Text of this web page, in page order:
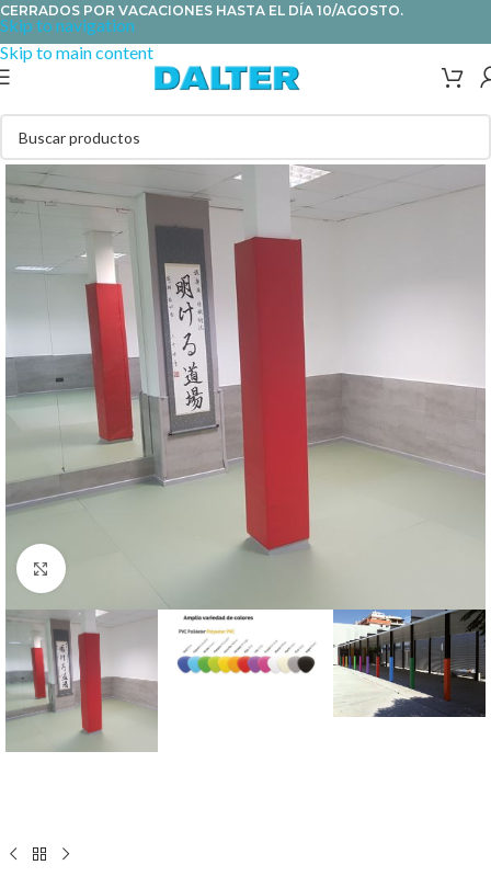
Skip to navigation
Skip to main content
CERRADOS POR VACACIONES HASTA EL DÍA 10/AGOSTO.
Clic para ampliar